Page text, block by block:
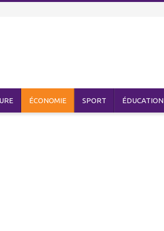
ÉCONOMIE SPORT ÉDUCATION